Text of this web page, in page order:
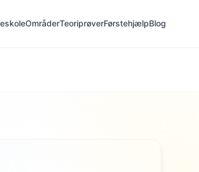
OmråderTeoriprøverFørstehjælpBlog